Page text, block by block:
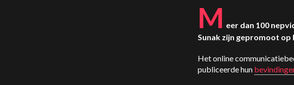
M eer dan 100
Sunak zijn gepromoot op
Het online
publiceerde hun